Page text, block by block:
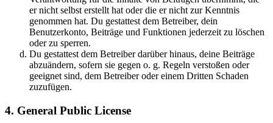
er nicht selbst erstellt hat oder die er nicht zur Kenntnis
genommen hat. Du gestattest dem Betreiber, dein
Benutzerkonto, Beiträge und Funktionen jederzeit zu löschen
oder zu sperren.
Du gestattest dem Betreiber darüber hinaus, deine Beiträge
abzuändern, sofern sie gegen o. g. Regeln verstoßen oder
geeignet sind, dem Betreiber oder einem Dritten Schaden
zuzufügen.
4. General Public License